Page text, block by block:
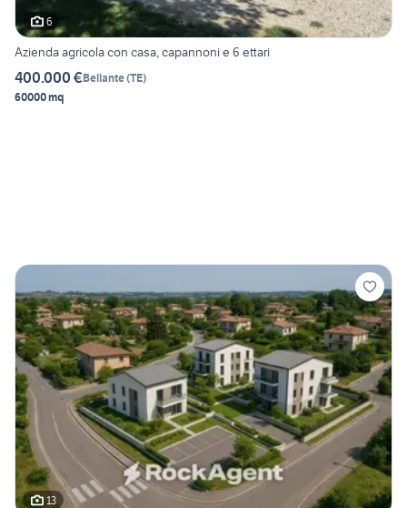
6
Azienda agricola con casa, capannoni e 6 ettari
400.000 €Bellante(TE)
60000 mq
13